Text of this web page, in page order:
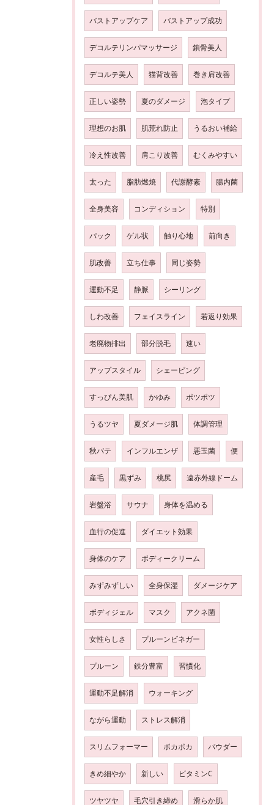
バストアップケア バストアップ成功
デコルテリンパマッサージ 鎖骨美人
デコルテ美人 猫背改善 巻き肩改善
正しい姿勢 夏のダメージ 泡タイプ
理想のお肌 肌荒れ防止 うるおい補給
冷え性改善 肩こり改善 むくみやすい
太った 脂肪燃焼 代謝酵素 腸内菌
全身美容 コンディション 特別
パック ゲル状 触り心地 前向き
肌改善 立ち仕事 同じ姿勢
運動不足 静脈 シーリング
しわ改善 フェイスライン 若返り効果
老廃物排出 部分脱毛 速い
アップスタイル シェービング
すっぴん美肌 かゆみ ポツポツ
うるツヤ 夏ダメージ肌 体調管理
秋バテ インフルエンザ 悪玉菌 便
産毛 黒ずみ 桃尻 遠赤外線ドーム
岩盤浴 サウナ 身体を温める
血行の促進 ダイエット効果
身体のケア ボディークリーム
みずみずしい 全身保湿 ダメージケア
ボディジェル マスク アクネ菌
女性らしさ プルーンビネガー
プルーン 鉄分豊富 習慣化
運動不足解消 ウォーキング
ながら運動 ストレス解消
スリムフォーマー ポカポカ パウダー
きめ細やか 新しい ビタミンC
ツヤツヤ 毛穴引き締め 滑らか肌